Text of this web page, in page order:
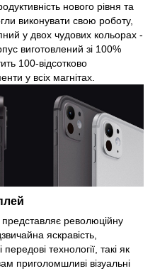
нового рівня та
виконувати свою роботу,
у двох чудових кольорах -
виготовлений зі 100%
100-відсотково
у всіх магнітах.
революційну
яскравість,
технології, такі як
приголомшливі візуальні